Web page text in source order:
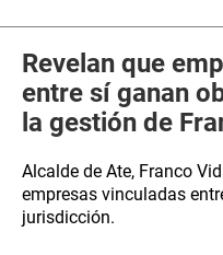
Revelan que
entre sí ganan
la gestión de
Alcalde de Ate, Franco
empresas vinculadas
jurisdicción.